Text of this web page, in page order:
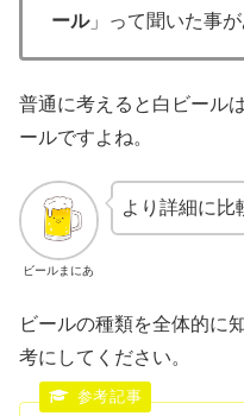
ール」って聞いた事が
普通に考えると白ビール
ールですよね。
ビールまにあ
より詳細に比
ビールの種類を全体的に
考にしてください。